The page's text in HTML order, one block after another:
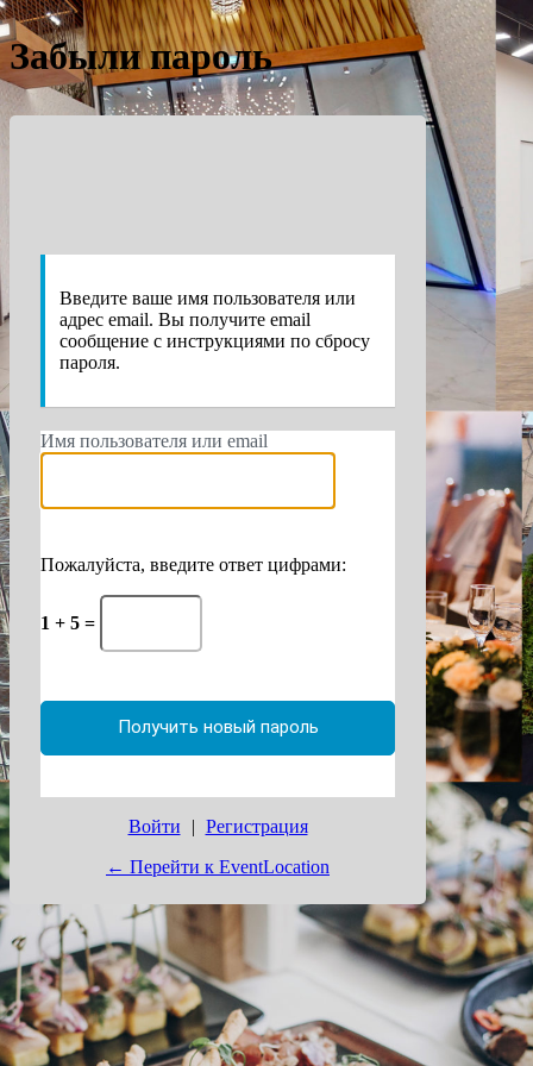
Забыли пароль
https://
Введите ваше имя пользователя или
адрес email. Вы получите email
сообщение с инструкциями по сбросу
пароля.
Имя пользователя или email
Пожалуйста, введите ответ цифрами:
1 + 5 =
Войти | Регистрация
← Перейти к EventLocation